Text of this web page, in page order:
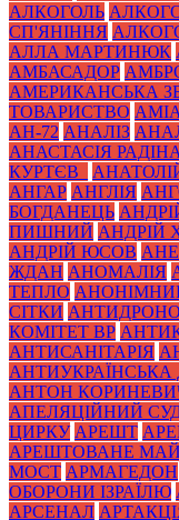
АЛКОГОЛЬ
СП'ЯНІННЯ
АЛЛА МАРТИНЮК
АМБАСАДОР
АМЕРИКАНСЬКА
ТОВАРИСТВО
АН-72 АНАЛІЗ
АНАСТАСІЯ РАДІНА
КУРТЄВ_
АНГАР АНГЛІЯ
БОГДАНЕЦЬ
ПИШНИЙ АНДРІЙ
АНДРІЙ ЮСОВ
ЖДАН АНОМАЛІЯ
ТЕПЛО
СІТКИ
КОМІТЕТ ВР
АНТИСАНІТАРІЯ
АНТИУКРАЇНСЬКА
АНТОН
АПЕЛЯЦІЙНИЙ
ЦИРКУ АРЕШТ
АРЕШТОВАНЕ
МОСТ АРМАГЕДОН
ОБОРОНИ ІЗРАЇЛЮ
АРСЕНАЛ